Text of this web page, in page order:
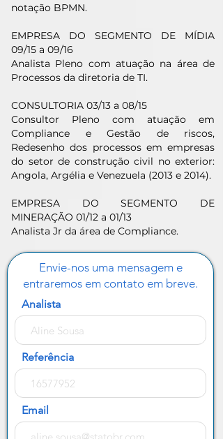
notação BPMN.
EMPRESA DO SEGMENTO DE MÍDIA
09/15 a 09/16
Analista Pleno com atuação na área de
Processos da diretoria de TI.
CONSULTORIA 03/13 a 08/15
Consultor Pleno com atuação em
Compliance e Gestão de riscos,
Redesenho dos processos em empresas
do setor de construção civil no exterior:
Angola, Argélia e Venezuela (2013 e 2014).
EMPRESA DO SEGMENTO DE
MINERAÇÃO 01/12 a 01/13
Analista Jr da área de Compliance.
Envie-nos uma mensagem e
entraremos em contato em breve.
Analista
Referência
Email